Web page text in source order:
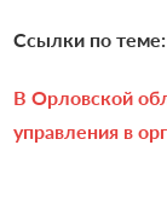
Ссылки по теме:
В Орловской
управления в